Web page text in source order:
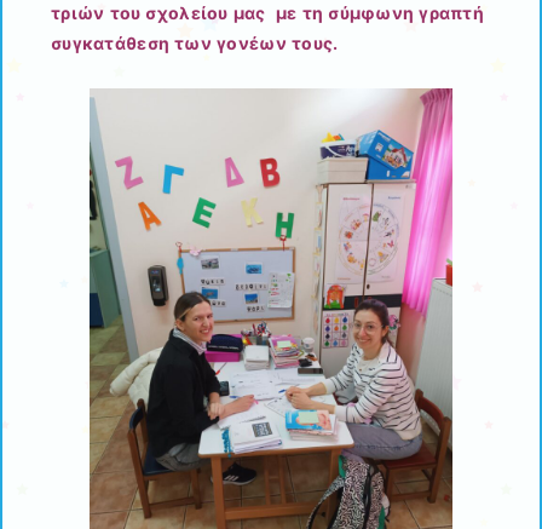
τριών του σχολείου μας με τη σύμφωνη γραπτή
συγκατάθεση των γονέων τους.